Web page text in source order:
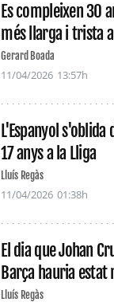
Es compleixen 30
més llarga i trista
Gerard Boada
11/04/2026 13:57h
L'Espanyol
17 anys a la Lliga
Lluís Regàs
11/04/2026 01:38h
El dia que Johan
Barça hauria
Lluís Regàs